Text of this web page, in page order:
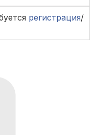
регистрация/